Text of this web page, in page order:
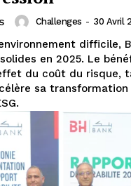
Challenges - 30 Avril
difficile,
en 2025. Le
du coût du risque,
sa